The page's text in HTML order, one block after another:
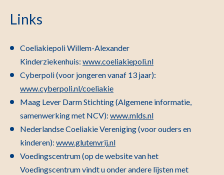
Links
Coeliakiepoli Willem-Alexander
Kinderziekenhuis: www.coeliakiepoli.nl
Cyberpoli (voor jongeren vanaf 13 jaar):
www.cyberpoli.nl/coeliakie
Maag Lever Darm Stichting (Algemene informatie,
samenwerking met NCV): www.mlds.nl
Nederlandse Coeliakie Vereniging (voor ouders en
kinderen): www.glutenvrij.nl
Voedingscentrum (op de website van het
Voedingscentrum vindt u onder andere lijsten met